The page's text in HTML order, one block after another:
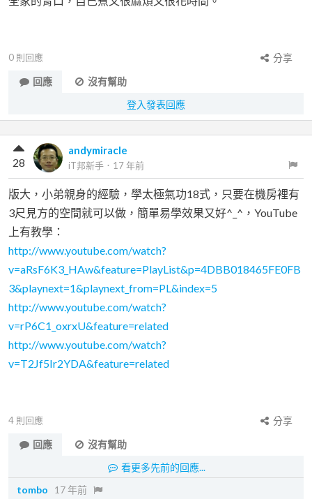
0 則回應
分享
回應
沒有幫助
登入發表回應
andymiracle
iT邦新手 ． 17 年前
28
版大，小弟親身的經驗，學太極氣功18式，只要在機房裡有
3尺見方的空間就可以做，簡單易學效果又好^_^，YouTube
上有教學：
http://www.youtube.com/watch?
v=aRsF6K3_HAw&feature=PlayList&p=4DBB018465FE0FB
3&playnext=1&playnext_from=PL&index=5
http://www.youtube.com/watch?
v=rP6C1_oxrxU&feature=related
http://www.youtube.com/watch?
v=T2Jf5Ir2YDA&feature=related
4 則回應
分享
回應
沒有幫助
看更多先前的回應...
tombo
17 年前